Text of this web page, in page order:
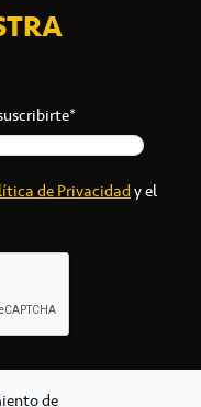
de
de Privacidady el